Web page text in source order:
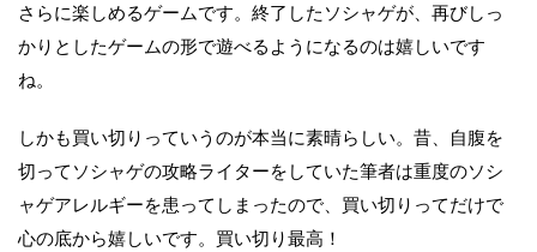
さらに楽しめるゲームです。終了したソシャゲが、再びしっ
かりとしたゲームの形で遊べるようになるのは嬉しいです
ね。
しかも買い切りっていうのが本当に素晴らしい。昔、自腹を
切ってソシャゲの攻略ライターをしていた筆者は重度のソシ
ャゲアレルギーを患ってしまったので、買い切りってだけで
心の底から嬉しいです。買い切り最高！